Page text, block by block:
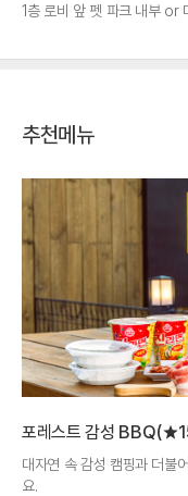
1층 로비 앞 펫 파크 내부 or
추천메뉴
포레스트 감성
대자연 속 감성 캠핑과 더불
요.